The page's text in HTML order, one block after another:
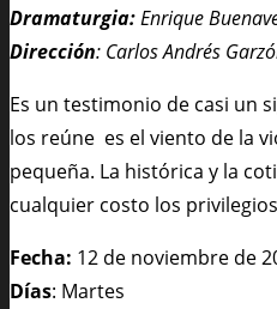
Dramaturgia:Enrique
Dirección: Carlos Andrés
Es un testimonio de casi un
los reúne es el viento de la
pequeña. La histórica y la
cualquier costo los
Fecha: 12 de noviembre de
Días: Martes